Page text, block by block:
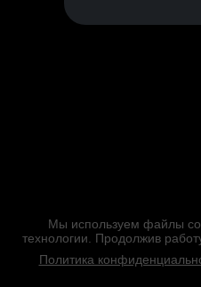
Мы используем файлы
технологии. Продолжив
Политика